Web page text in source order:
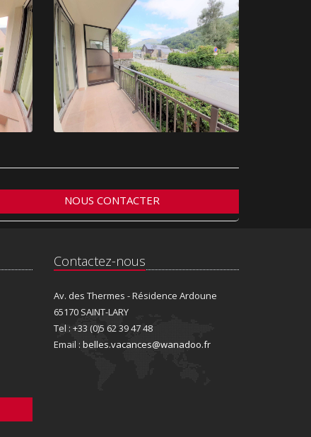
NOUS CONTACTER
Contactez-nous
Av. des Thermes - Résidence Ardoune
65170 SAINT-LARY
Tel : +33 (0)5 62 39 47 48
Email : belles.vacances@wanadoo.fr